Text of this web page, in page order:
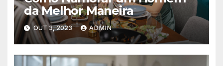
da Melhor Maneira
OUT 3, 2023 ADMIN